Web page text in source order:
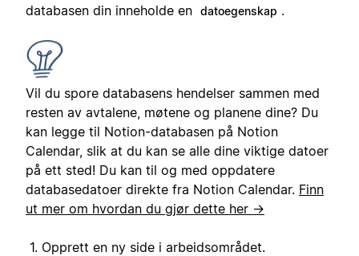
databasen din inneholde en datoegenskap .
Vil du spore databasens hendelser sammen med
resten av avtalene, møtene og planene dine? Du
kan legge til Notion-databasen på Notion
Calendar, slik at du kan se alle dine viktige datoer
på ett sted! Du kan til og med oppdatere
databasedatoer direkte fra Notion Calendar. Finn
ut mer om hvordan du gjør dette her →
Opprett en ny side i arbeidsområdet.